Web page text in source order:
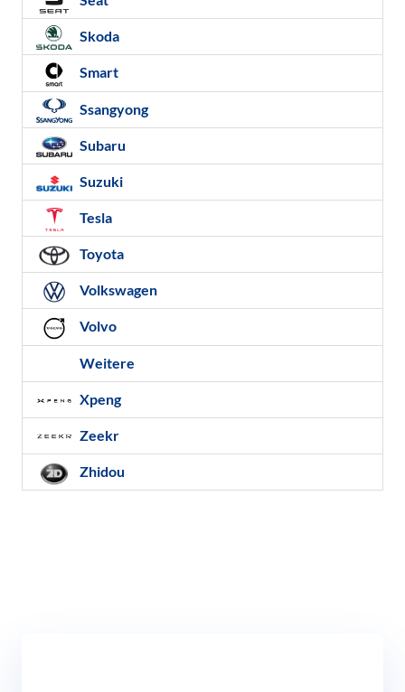
Skoda
Smart
Ssangyong
Subaru
Suzuki
Tesla
Toyota
Volkswagen
Volvo
Weitere
Xpeng
Zeekr
Zhidou